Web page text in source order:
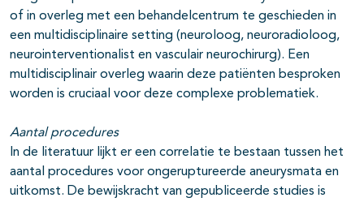
of in overleg met een behandelcentrum te geschieden in
een multidisciplinaire setting (neuroloog, neuroradioloog,
neurointerventionalist en vasculair neurochirurg). Een
multidisciplinair overleg waarin deze patiënten besproken
worden is cruciaal voor deze complexe problematiek.
Aantal procedures
In de literatuur lijkt er een correlatie te bestaan tussen het
aantal procedures voor ongeruptureerde aneurysmata en
uitkomst. De bewijskracht van gepubliceerde studies is